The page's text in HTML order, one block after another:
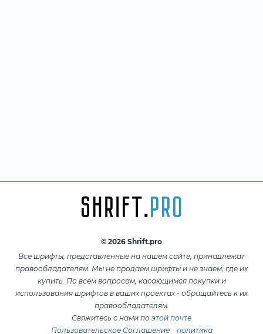
© 2026 Shrift.pro
Все шрифты, представленные на нашем сайте, принадлежат
правообладателям. Мы не продаем шрифты и не знаем, где их
купить. По всем вопросам, касающимся покупки и
использования шрифтов в ваших проектах - обращайтесь к их
правообладателям.
Свяжитесь с нами по этой почте
Пользовательское Соглашение
политика